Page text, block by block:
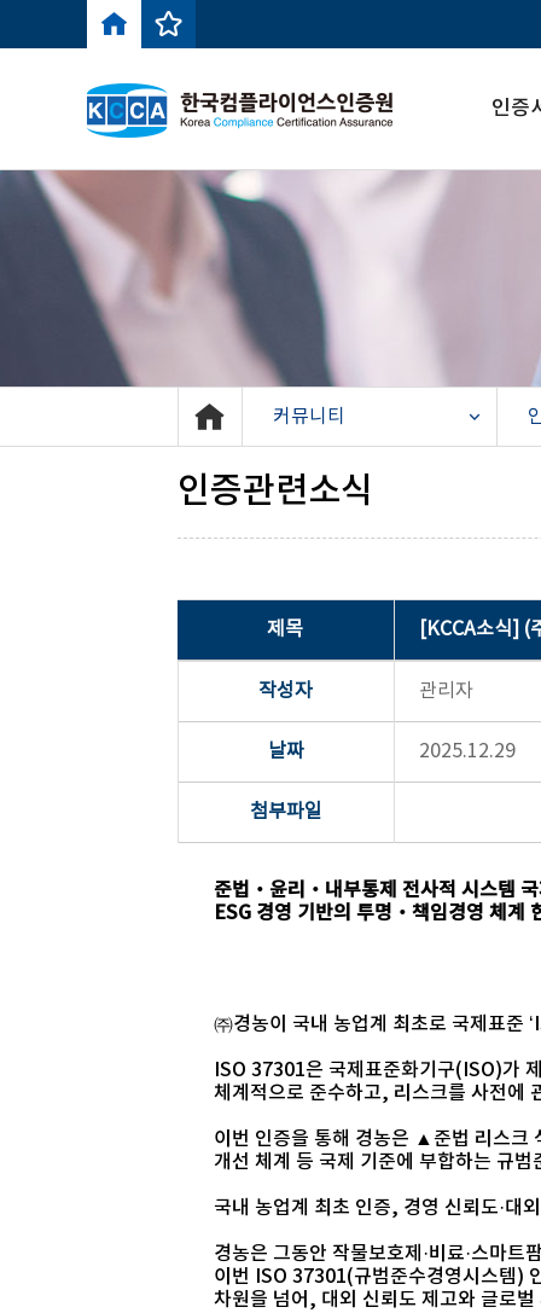
인증
커뮤니티
인증관련소식
제목 [KCCA소식] (
작성자 관리자
날짜 2025.12.29
첨부파일
준법‧윤리‧내부통제 전사적 시스템 국
ESG 경영 기반의 투명‧책임경영 체계
㈜경농이 국내 농업계 최초로 국제표준
ISO 37301은 국제표준화기구(ISO)가
체계적으로 준수하고, 리스크를 사전에
이번 인증을 통해 경농은 ▲준법 리스
개선 체계 등 국제 기준에 부합하는 규
국내 농업계 최초 인증, 경영 신뢰도·대
경농은 그동안 작물보호제·비료·스마트
이번 ISO 37301(규범준수경영시스템)
차원을 넘어, 대외 신뢰도 제고와 글로